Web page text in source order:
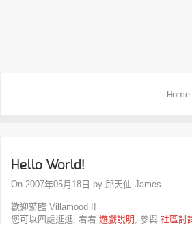
Home
Hello World!
On 2007年05月18日 by 邱天仙 James
歡迎蒞臨 Villamood !!
您可以四處逛逛, 看看 遊戲說明 , 參與 社區討